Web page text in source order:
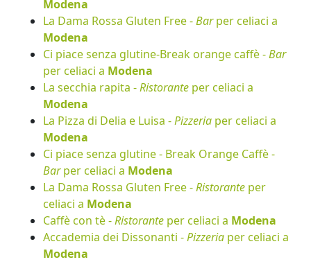
Modena
La Dama Rossa Gluten Free -Barper celiaci a
Modena
Ci piace senza glutine-Break orange caffè -Bar
per celiaci a Modena
La secchia rapita -Ristorante per celiaci a
Modena
La Pizza di Delia e Luisa -Pizzeria per celiaci a
Modena
Ci piace senza glutine - Break Orange Caffè -
Barper celiaci a Modena
La Dama Rossa Gluten Free -Ristorante per
celiaci a Modena
Caffè con tè -Ristorante per celiaci a Modena
Accademia dei Dissonanti -Pizzeria per celiaci a
Modena